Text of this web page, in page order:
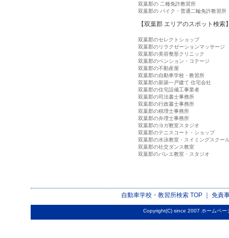
双葉郡の 二種免許教習所
双葉郡の バイク・普通二輪免許教習所
【双葉郡 エリアのスポット検索
双葉郡のセレクトショップ
双葉郡のリラクゼーションマッサージ
双葉郡の美容整形クリニック
双葉郡のペンション・コテージ
双葉郡の不動産屋
双葉郡の自動車学校・教習所
双葉郡の新築一戸建て 住宅会社
双葉郡の住宅設備工事業者
双葉郡の司法書士事務所
双葉郡の行政書士事務所
双葉郡の税理士事務所
双葉郡の弁理士事務所
双葉郡のヨガ教室スタジオ
双葉郡のテニスコート・ショップ
双葉郡の水泳教室・スイミングスクー
双葉郡の社交ダンス教室
双葉郡のバレエ教室・スタジオ
自動車学校・教習所検索TOP ｜ 免責
Copyright(C) since 2007 ホームペー